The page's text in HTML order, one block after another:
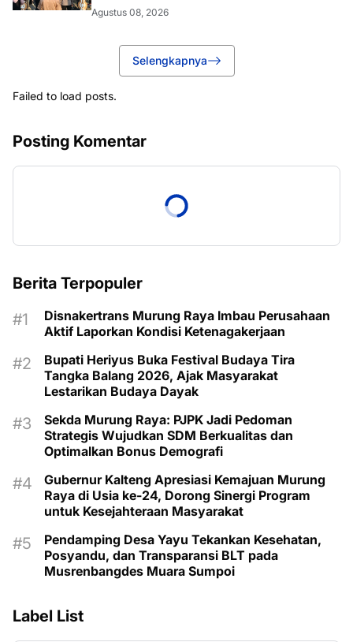
Agustus 08, 2026
Selengkapnya
Failed to load posts.
Posting Komentar
Berita Terpopuler
Disnakertrans Murung Raya Imbau Perusahaan
Aktif Laporkan Kondisi Ketenagakerjaan
Bupati Heriyus Buka Festival Budaya Tira
Tangka Balang 2026, Ajak Masyarakat
Lestarikan Budaya Dayak
Sekda Murung Raya: PJPK Jadi Pedoman
Strategis Wujudkan SDM Berkualitas dan
Optimalkan Bonus Demografi
Gubernur Kalteng Apresiasi Kemajuan Murung
Raya di Usia ke-24, Dorong Sinergi Program
untuk Kesejahteraan Masyarakat
Pendamping Desa Yayu Tekankan Kesehatan,
Posyandu, dan Transparansi BLT pada
Musrenbangdes Muara Sumpoi
Label List